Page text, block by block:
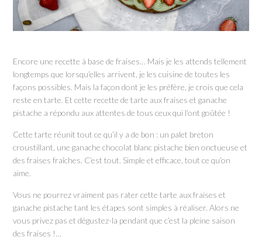
Encore une recette à base de fraises… Mais je les attends tellement
longtemps que lorsqu’elles arrivent, je les cuisine de toutes les
façons possibles. Mais la façon dont je les préfère, je crois que cela
reste en tarte. Et cette recette de tarte aux fraises et ganache
pistache a répondu aux attentes de tous ceux qui l’ont goûtée !
Cette tarte réunit tout ce qu’il y a de bon : un palet breton
croustillant, une ganache chocolat blanc pistache bien onctueuse et
des fraises fraîches. C’est tout. Simple et efficace, tout ce qu’on
aime.
Vous ne pourrez vraiment pas rater cette tarte aux fraises et
ganache pistache tant les étapes sont simples à réaliser. Alors ne
vous privez pas et dégustez-la pendant que c’est la pleine saison
des fraises !…